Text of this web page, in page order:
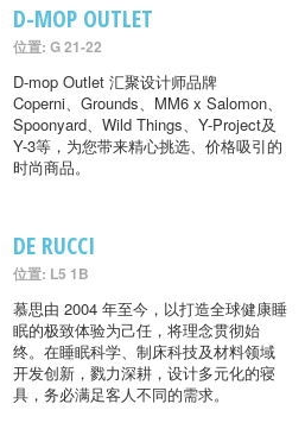
D-MOP OUTLET
位置: G 21-22
D-mop Outlet 汇聚设计师品牌
Coperni、Grounds、MM6 x Salomon、
Spoonyard、Wild Things、Y-Project及
Y-3等，为您带来精心挑选、价格吸引的
时尚商品。
DE RUCCI
位置: L5 1B
慕思由 2004 年至今，以打造全球健康睡
眠的极致体验为己任，将理念贯彻始
终。在睡眠科学、制床科技及材料领域
开发创新，戮力深耕，设计多元化的寝
具，务必满足客人不同的需求。